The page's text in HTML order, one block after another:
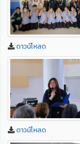
ดาวน์โหลด
ดาวน์โหลด